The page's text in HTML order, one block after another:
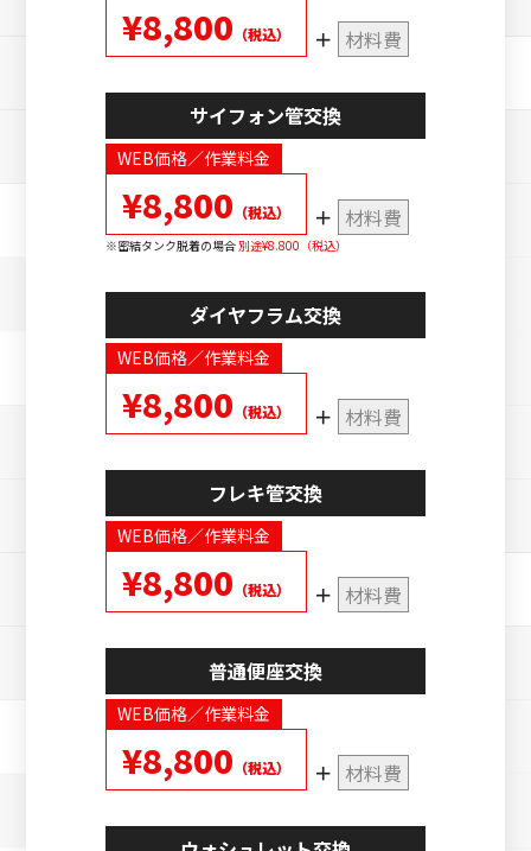
¥8,800 （税込） 材料費
サイフォン管交換
WEB価格／作業料金
¥8,800 （税込） 材料費
密結タンク脱着の場合 別途¥8.800（税込）
ダイヤフラム交換
WEB価格／作業料金
¥8,800 （税込） 材料費
フレキ管交換
WEB価格／作業料金
¥8,800 （税込） 材料費
普通便座交換
WEB価格／作業料金
¥8,800 （税込） 材料費